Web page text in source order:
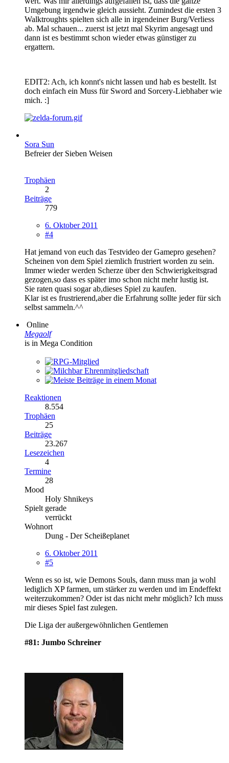
Umgebung irgendwie gleich aussieht. Zumindest die ersten 3
Walktroughts spielten sich alle in irgendeiner Burg/Verliess
ab. Mal schauen... zuerst ist jetzt mal Skyrim angesagt und
dann ist es bestimmt schon wieder etwas günstiger zu
ergattern.
EDIT2: Ach, ich konnt's nicht lassen und hab es bestellt. Ist
doch einfach ein Muss für Sword and Sorcery-Liebhaber wie
mich. :]
Sora Sun
Befreier der Sieben Weisen
Trophäen
2
Beiträge
779
6. Oktober 2011
#4
Hat jemand von euch das Testvideo der Gamepro gesehen?
Scheinen von dem Spiel ziemlich frustriert worden zu sein.
Immer wieder werden Scherze über den Schwierigkeitsgrad
gezogen,so dass es später imo schon nicht mehr lustig ist.
Sie raten quasi sogar ab,dieses Spiel zu kaufen.
Klar ist es frustrierend,aber die Erfahrung sollte jeder für sich
selbst sammeln.^^
Online
Megaolf
is in Mega Condition
Reaktionen
8.554
Trophäen
25
Beiträge
23.267
Lesezeichen
4
Termine
28
Mood
Holy Shnikeys
Spielt gerade
verrückt
Wohnort
Dung - Der Scheißeplanet
6. Oktober 2011
#5
Wenn es so ist, wie Demons Souls, dann muss man ja wohl
lediglich XP farmen, um stärker zu werden und im Endeffekt
weiterzukommen? Oder ist das nicht mehr möglich? Ich muss
mir dieses Spiel fast zulegen.
Die Liga der außergewöhnlichen Gentlemen
#81: Jumbo Schreiner